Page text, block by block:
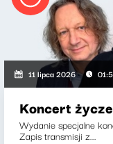
11 lipca 2026
Koncert
Wydanie specjalne
Zapis transmisji z...